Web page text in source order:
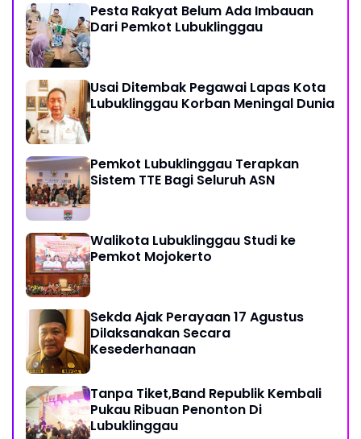
Pesta Rakyat Belum Ada Imbauan
Dari Pemkot Lubuklinggau
Usai Ditembak Pegawai Lapas Kota
Lubuklinggau Korban Meningal Dunia
Pemkot Lubuklinggau Terapkan
Sistem TTE Bagi Seluruh ASN
Walikota Lubuklinggau Studi ke
Pemkot Mojokerto
Sekda Ajak Perayaan 17 Agustus
Dilaksanakan Secara
Kesederhanaan
Tanpa Tiket,Band Republik Kembali
Pukau Ribuan Penonton Di
Lubuklinggau